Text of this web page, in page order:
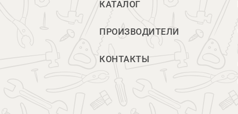
КАТАЛОГ
ПРОИЗВОДИТЕЛИ
КОНТАКТЫ